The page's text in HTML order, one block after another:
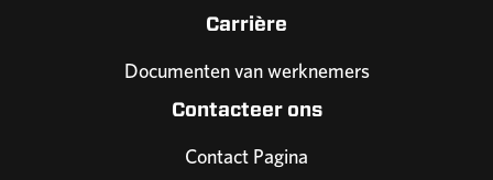
Carrière
Documenten van werknemers
Contacteer ons
Contact Pagina